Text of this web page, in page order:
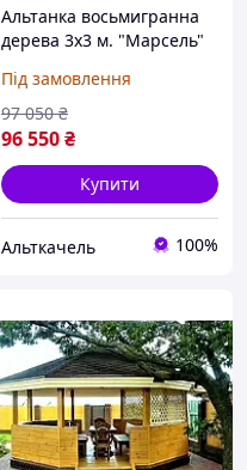
Альтанка восьмигранна
дерева 3х3 м. "Марсель"
Під замовлення
96 550₴
97 050 ₴
Купити
Альткачель 100%